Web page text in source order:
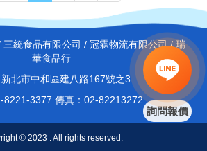
三統食品有限公司 / 冠霖物流有限公司 / 瑞
華食品行
北市中和區建八路167號之3
8221-3377 傳真：02-82213272
© 2023 . All rights reserved.
詢問報價